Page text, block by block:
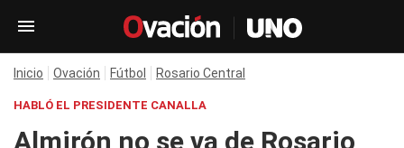
Inicio Ovación Fútbol Rosario Central
HABLÓ EL PRESIDENTE CANALLA
Almirón no se va de Rosario